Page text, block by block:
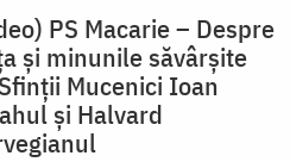
PS Macarie – Despre
și minunile săvârșite
Mucenici Ioan
și Halvard